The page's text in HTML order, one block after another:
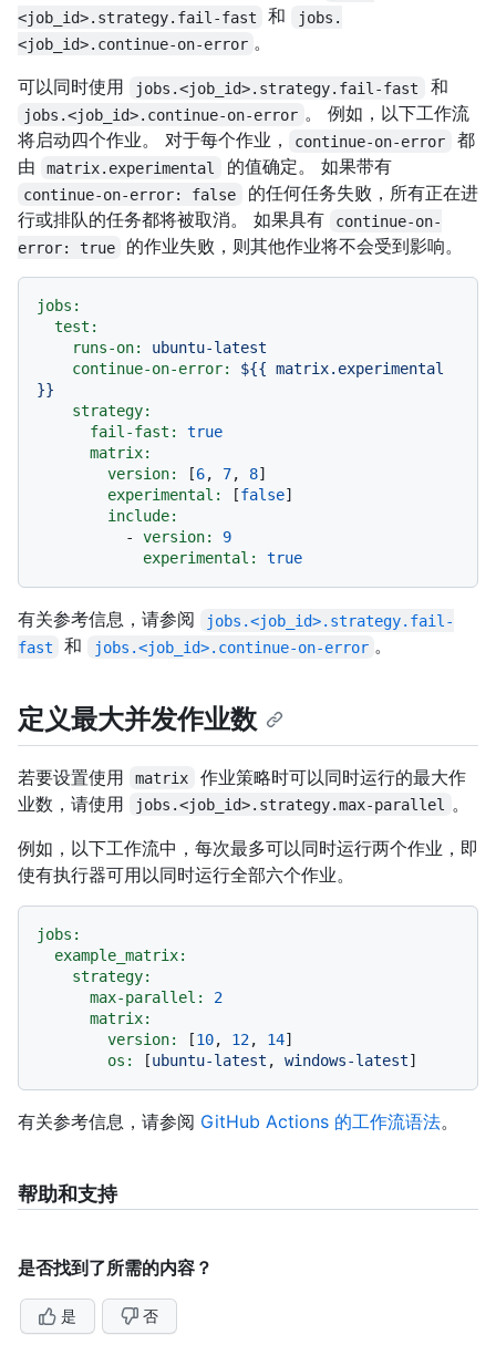
<job_id>.strategy.fail-fast
和
jobs.
<job_id>.continue-on-error 。
可以同时使用
jobs.<job_id>.strategy.fail-fast 和
jobs.<job_id>.continue-on-error 。 例如，以下工作流
将启动四个作业。 对于每个作业，
continue-on-error
都
由
matrix.experimental 的值确定。 如果带有
continue-on-error: false
的任何任务失败，所有正在进
行或排队的任务都将被取消。 如果具有
continue-on-
error: true
的作业失败，则其他作业将不会受到影响。
jobs:
test:
runs-on:
ubuntu-latest
continue-on-error:
${{ matrix.experimental
}}
strategy:
fail-fast:
true
matrix:
version:
[6, 7, 8]
experimental:
[false]
include:
-
version:
9
experimental:
true
有关参考信息，请参阅
jobs.<job_id>.strategy.fail-
fast
和 jobs.<job_id>.continue-on-error 。
定义最大并发作业数
若要设置使用 matrix
作业策略时可以同时运行的最大作
业数，请使用
jobs.<job_id>.strategy.max-parallel
。
例如，以下工作流中，每次最多可以同时运行两个作业，即
使有执行器可用以同时运行全部六个作业。
jobs:
example_matrix:
strategy:
max-parallel:
2
matrix:
version:
[10, 12, 14]
os:
[ubuntu-latest , windows-latest
有关参考信息，请参阅 GitHub Actions 的工作流语法。
帮助和支持
是否找到了所需的内容？
是 否